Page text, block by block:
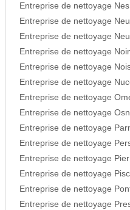
Entreprise de nettoyage
Entreprise de nettoyage
Entreprise de nettoyage
Entreprise de nettoyage
Entreprise de nettoyage
Entreprise de nettoyage
Entreprise de nettoyage
Entreprise de nettoyage
Entreprise de nettoyage
Entreprise de nettoyage
Entreprise de nettoyage
Entreprise de nettoyage
Entreprise de nettoyage
Entreprise de nettoyage